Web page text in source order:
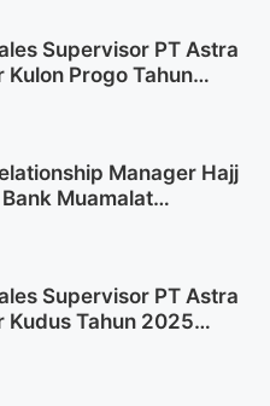
Supervisor PT Astra
Kulon Progo Tahun
Manager Hajj
Muamalat
Supervisor PT Astra
Kudus Tahun 2025